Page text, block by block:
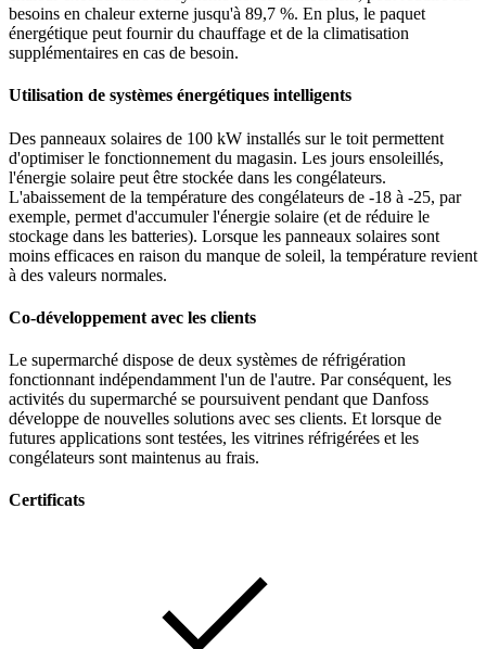
besoins en chaleur externe jusqu'à 89,7 %. En plus, le paquet
énergétique peut fournir du chauffage et de la climatisation
supplémentaires en cas de besoin.
Utilisation de systèmes énergétiques intelligents
Des panneaux solaires de 100 kW installés sur le toit permettent
d'optimiser le fonctionnement du magasin. Les jours ensoleillés,
l'énergie solaire peut être stockée dans les congélateurs.
L'abaissement de la température des congélateurs de -18 à -25, par
exemple, permet d'accumuler l'énergie solaire (et de réduire le
stockage dans les batteries). Lorsque les panneaux solaires sont
moins efficaces en raison du manque de soleil, la température revient
à des valeurs normales.
Co-développement avec les clients
Le supermarché dispose de deux systèmes de réfrigération
fonctionnant indépendamment l'un de l'autre. Par conséquent, les
activités du supermarché se poursuivent pendant que Danfoss
développe de nouvelles solutions avec ses clients. Et lorsque de
futures applications sont testées, les vitrines réfrigérées et les
congélateurs sont maintenus au frais.
Certificats